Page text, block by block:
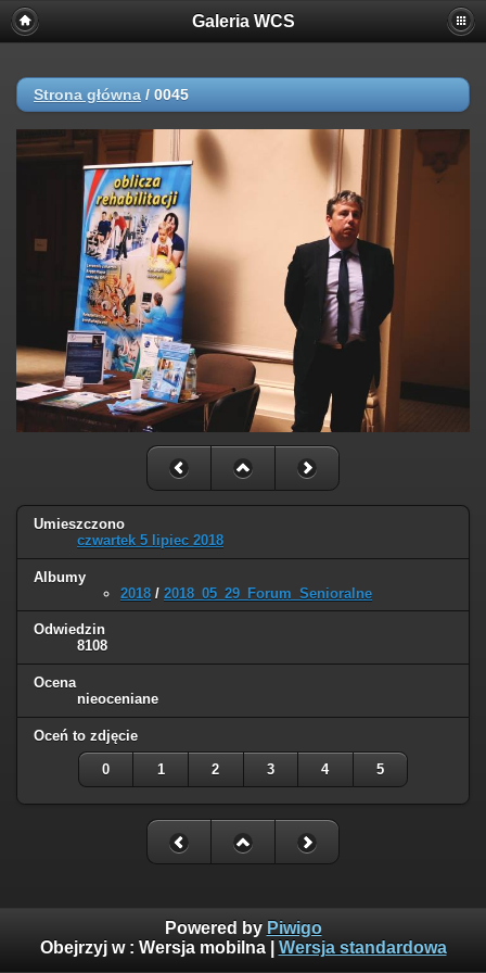
Galeria WCS
Strona główna / 0045
Umieszczono
czwartek 5 lipiec 2018
Albumy
2018 / 2018_05_29_Forum_Senioralne
Odwiedzin
8108
Ocena
nieoceniane
Oceń to zdjęcie
0 1 2 3 4 5
Powered by Piwigo
Obejrzyj w : Wersja mobilna| Wersja standardowa